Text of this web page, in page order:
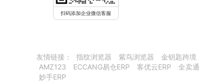
扫码添加企业微信客服
友情链接： 指纹浏览器 紫鸟浏览器 金钥匙跨境
AMZ123
ECCANG易仓ERP 客优云ERP 全卖通
妙手ERP